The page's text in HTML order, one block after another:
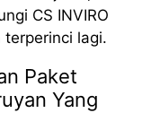
CS INVIRO
lagi.
Paket
Yang